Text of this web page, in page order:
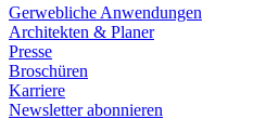
Gerwebliche Anwendungen
Architekten & Planer
Presse
Broschüren
Karriere
Newsletter abonnieren